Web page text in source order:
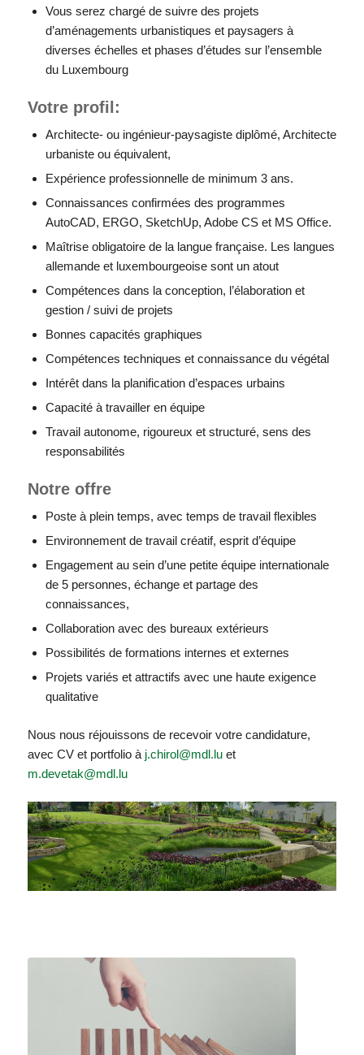
Vous serez chargé de suivre des projets
d’aménagements urbanistiques et paysagers à
diverses échelles et phases d’études sur l’ensemble
du Luxembourg
Votre profil:
Architecte- ou ingénieur-paysagiste diplômé, Architecte
urbaniste ou équivalent,
Expérience professionnelle de minimum 3 ans.
Connaissances confirmées des programmes
AutoCAD, ERGO, SketchUp, Adobe CS et MS Office.
Maîtrise obligatoire de la langue française. Les langues
allemande et luxembourgeoise sont un atout
Compétences dans la conception, l’élaboration et
gestion / suivi de projets
Bonnes capacités graphiques
Compétences techniques et connaissance du végétal
Intérêt dans la planification d’espaces urbains
Capacité à travailler en équipe
Travail autonome, rigoureux et structuré, sens des
responsabilités
Notre offre
Poste à plein temps, avec temps de travail flexibles
Environnement de travail créatif, esprit d’équipe
Engagement au sein d’une petite équipe internationale
de 5 personnes, échange et partage des
connaissances,
Collaboration avec des bureaux extérieurs
Possibilités de formations internes et externes
Projets variés et attractifs avec une haute exigence
qualitative
Nous nous réjouissons de recevoir votre candidature,
avec CV et portfolio à j.chirol@mdl.luet
m.devetak@mdl.lu